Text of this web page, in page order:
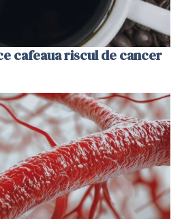
cafeaua riscul de cancer